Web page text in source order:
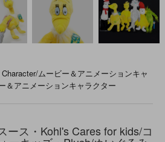
ムービー＆アニメーションキャ
＆アニメーションキャラクター
ース・Kohl's Cares for kids/コ